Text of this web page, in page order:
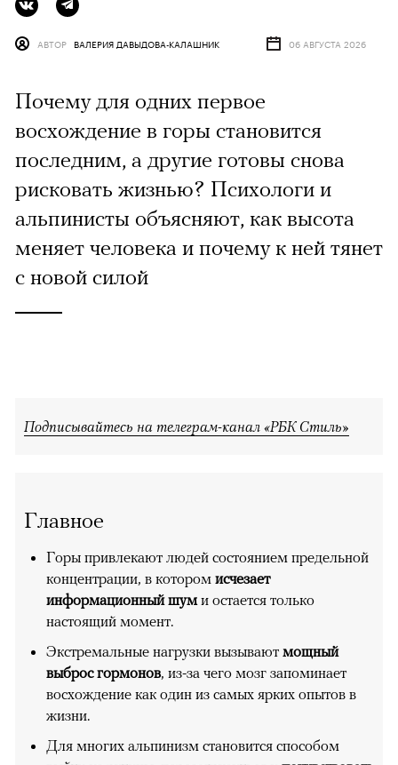
АВТОР ВАЛЕРИЯ ДАВЫДОВА-КАЛАШНИК 06 АВГУСТА 2026
Почему для одних первое
восхождение в горы становится
последним, а другие готовы снова
рисковать жизнью? Психологи и
альпинисты объясняют, как высота
меняет человека и почему к ней тянет
с новой силой
Подписывайтесь на телеграм-канал «РБК Стиль»
Главное
Горы привлекают людей состоянием предельной
концентрации, в котором исчезает
информационный шуми остается только
настоящий момент.
Экстремальные нагрузки вызывают мощный
выброс гормонов, из-за чего мозг запоминает
восхождение как один из самых ярких опытов в
жизни.
Для многих альпинизм становится способом